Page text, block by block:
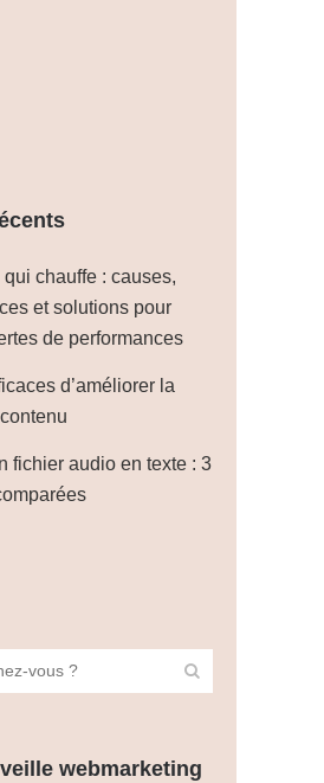
chauffe : causes,
et solutions pour
de performances
d’améliorer la
fichier audio en texte : 3
webmarketing